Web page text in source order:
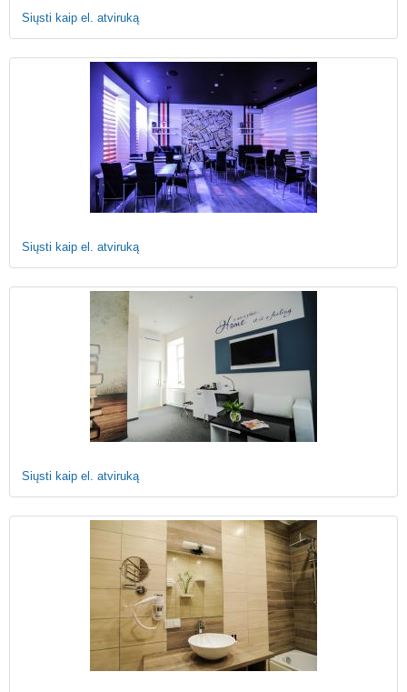
Siųsti kaip el. atviruką
Siųsti kaip el. atviruką
Siųsti kaip el. atviruką